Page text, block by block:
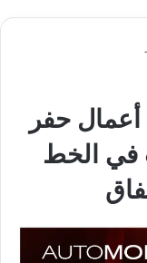
حفر
في الخط